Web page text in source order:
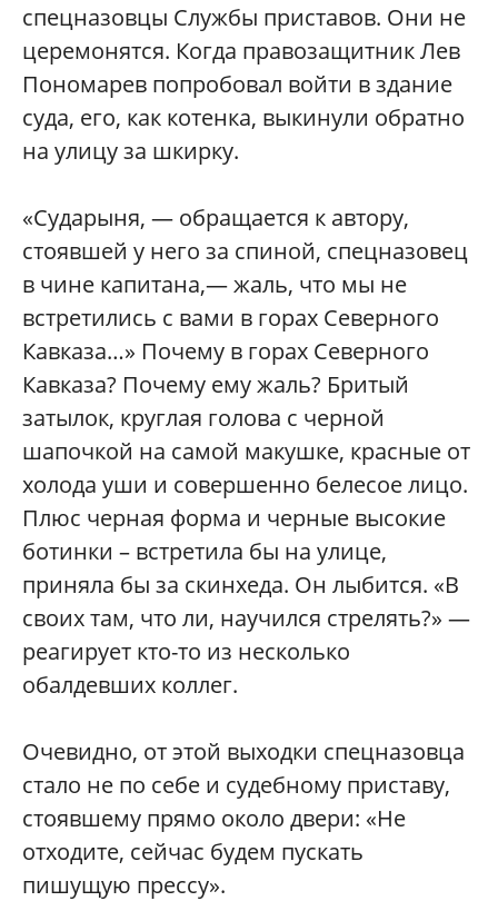
спецназовцы Службы приставов. Они не
церемонятся. Когда правозащитник Лев
Пономарев попробовал войти в здание
суда, его, как котенка, выкинули обратно
на улицу за шкирку.
«Сударыня, — обращается к автору,
стоявшей у него за спиной, спецназовец
в чине капитана,— жаль, что мы не
встретились с вами в горах Северного
Кавказа…» Почему в горах Северного
Кавказа? Почему ему жаль? Бритый
затылок, круглая голова с черной
шапочкой на самой макушке, красные от
холода уши и совершенно белесое лицо.
Плюс черная форма и черные высокие
ботинки – встретила бы на улице,
приняла бы за скинхеда. Он лыбится. «В
своих там, что ли, научился стрелять?» —
реагирует кто-то из несколько
обалдевших коллег.
Очевидно, от этой выходки спецназовца
стало не по себе и судебному приставу,
стоявшему прямо около двери: «Не
отходите, сейчас будем пускать
пишущую прессу».